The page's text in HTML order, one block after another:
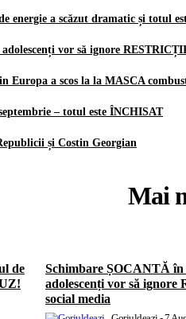
a scăzut dramatic și totul
vor să ignore
Europa a scos la la MASCA
– totul este ÎNCHISAT
și Costin Georgian
Mai
de
Schimbare ȘOCANTĂ
adolescenți vor să
social media